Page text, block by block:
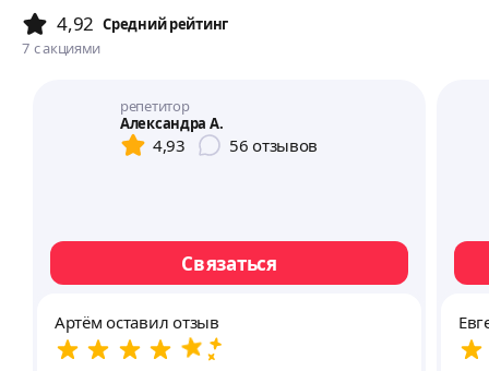
4,92 Cредний рейтинг
7 с акциями
репетитор
Александра А.
4,93 56 отзывов
Связаться
Артём оставил отзыв